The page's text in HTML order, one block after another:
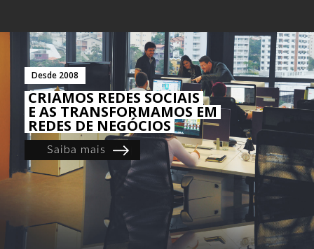
Desde 2008
CRIAMOS REDES SOCIAIS
E AS TRANSFORMAMOS EM
REDES DE NEGÓCIOS
Saiba mais